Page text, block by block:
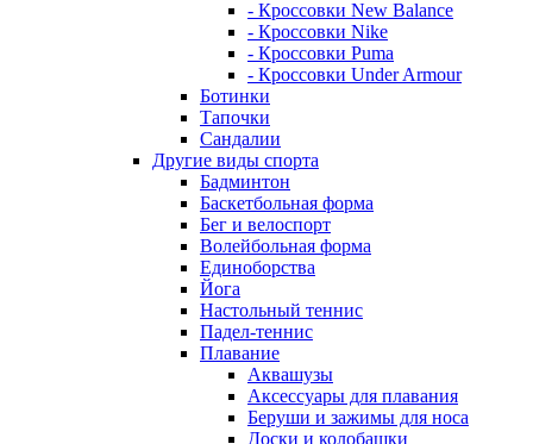
- Кроссовки New Balance
- Кроссовки Nike
- Кроссовки Puma
- Кроссовки Under Armour
Ботинки
Тапочки
Сандалии
Другие виды спорта
Бадминтон
Баскетбольная форма
Бег и велоспорт
Волейбольная форма
Единоборства
Йога
Настольный теннис
Падел-теннис
Плавание
Аквашузы
Аксессуары для плавания
Беруши и зажимы для носа
Доски и колобашки